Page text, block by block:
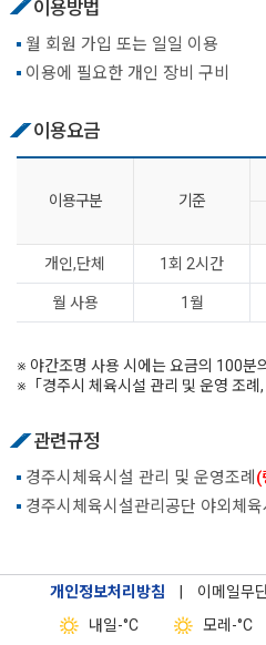
이용방법
월 회원 가입 또는 일일 이용
이용에 필요한 개인 장비 구비
이용요금
이용구분 기준
개인,단체 1회 2시간
월 사용 1월
※ 야간조명 사용 시에는 요금의 100분
※「경주시 체육시설 관리 및 운영 조
관련규정
경주시체육시설 관리 및 운영조례 (
경주시체육시설관리공단 야외체
개인정보처리방침 이메일무
내일-°C 모레 -°C